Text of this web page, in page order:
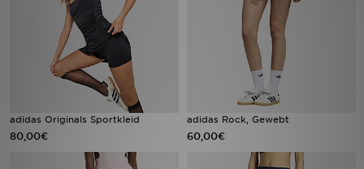
adidas Originals Sportkleid
80,00€
adidas Rock, Gewebt
60,00€